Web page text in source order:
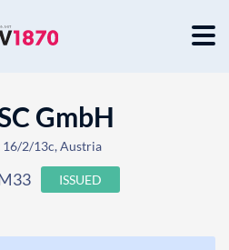
GmbH
2/13c, Austria
ISSUED